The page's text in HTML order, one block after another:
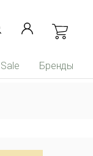
Sale Бренды